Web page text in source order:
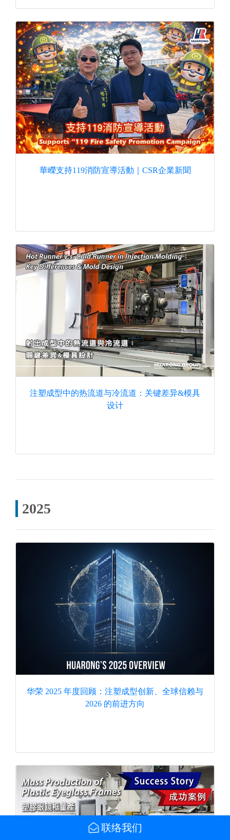
華嶸支持119消防宣導活動｜CSR企業新聞
注塑成型中的热流道与冷流道：关键差异&模具
设计
2025
华荣 2025 年度回顾：注塑成型创新、全球信赖与
2026 的前进方向
联络我们